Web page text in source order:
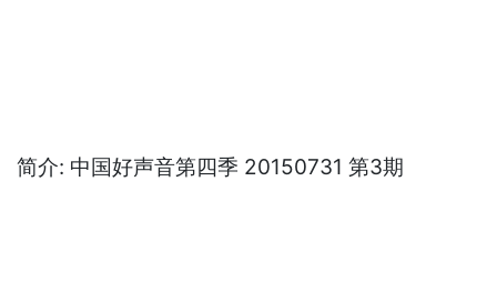
简介: 中国好声音第四季 20150731 第3期